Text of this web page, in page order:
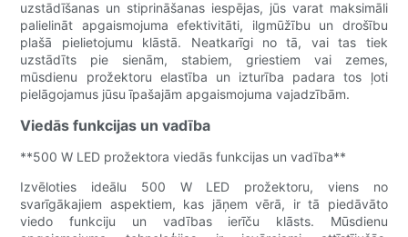
uzstādīšanas un stiprināšanas iespējas, jūs varat maksimāli
palielināt apgaismojuma efektivitāti, ilgmūžību un drošību
plašā pielietojumu klāstā. Neatkarīgi no tā, vai tas tiek
uzstādīts pie sienām, stabiem, griestiem vai zemes,
mūsdienu prožektoru elastība un izturība padara tos ļoti
pielāgojamus jūsu īpašajām apgaismojuma vajadzībām.
Viedās funkcijas un vadība
**500 W LED prožektora viedās funkcijas un vadība**
Izvēloties ideālu 500 W LED prožektoru, viens no
svarīgākajiem aspektiem, kas jāņem vērā, ir tā piedāvāto
viedo funkciju un vadības ierīču klāsts. Mūsdienu